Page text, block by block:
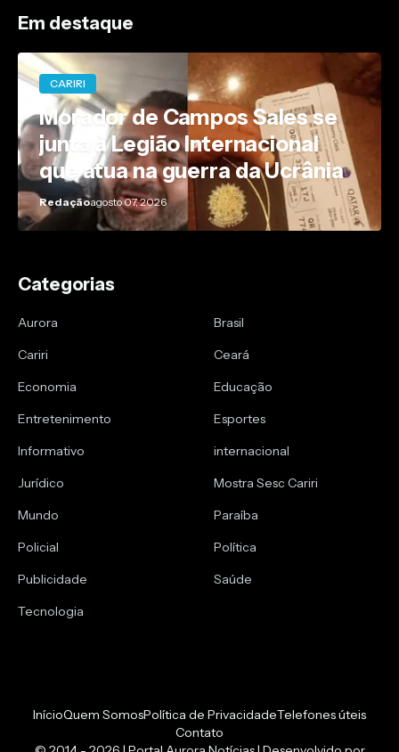
Em destaque
CARIRI
Morador de Campos Sales se
junta à Legião Internacional
que atua na guerra da Ucrânia
Redaçãoagosto 07, 2026
Categorias
Aurora
Brasil
Cariri
Ceará
Economia
Educação
Entretenimento
Esportes
Informativo
internacional
Jurídico
Mostra Sesc Cariri
Mundo
Paraíba
Policial
Política
Publicidade
Saúde
Tecnologia
InícioQuem SomosPolítica de PrivacidadeTelefones úteis
Contato